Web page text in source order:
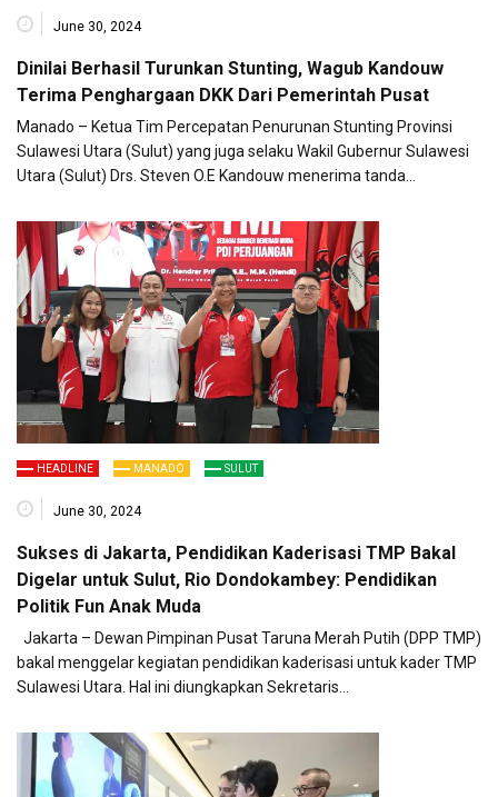
June 30, 2024
Dinilai Berhasil Turunkan Stunting, Wagub Kandouw
Terima Penghargaan DKK Dari Pemerintah Pusat
Manado – Ketua Tim Percepatan Penurunan Stunting Provinsi
Sulawesi Utara (Sulut) yang juga selaku Wakil Gubernur Sulawesi
Utara (Sulut) Drs. Steven O.E Kandouw menerima tanda…
HEADLINE MANADO SULUT
June 30, 2024
Sukses di Jakarta, Pendidikan Kaderisasi TMP Bakal
Digelar untuk Sulut, Rio Dondokambey: Pendidikan
Politik Fun Anak Muda
Jakarta – Dewan Pimpinan Pusat Taruna Merah Putih (DPP TMP)
bakal menggelar kegiatan pendidikan kaderisasi untuk kader TMP
Sulawesi Utara. Hal ini diungkapkan Sekretaris…